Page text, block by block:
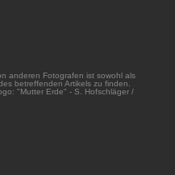
anderen Fotografen ist sowohl als
betreffenden Artikels zu finden.
"Mutter Erde" - S. Hofschläger /